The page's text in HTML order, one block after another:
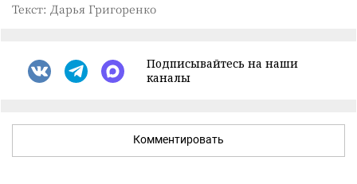
Текст: Дарья Григоренко
Подписывайтесь на наши
каналы
Комментировать